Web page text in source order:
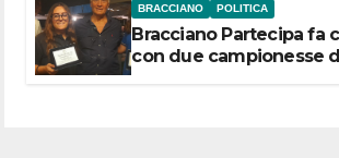
BRACCIANO POLITICA
Bracciano Partecipa fa
con due campionesse